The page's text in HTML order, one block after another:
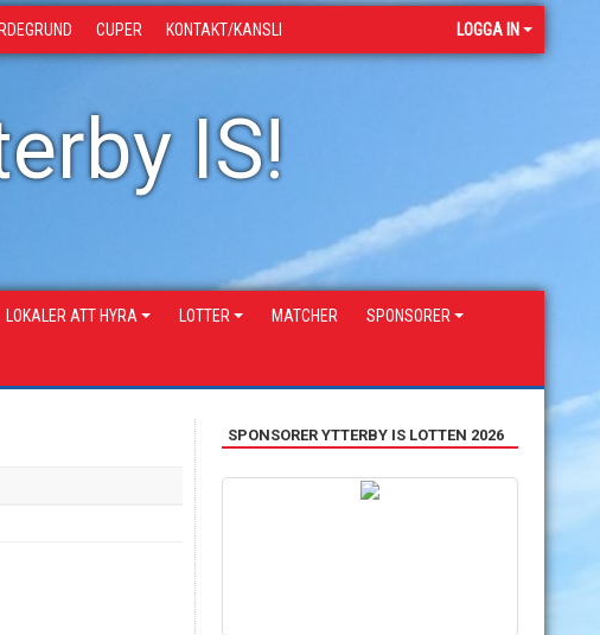
CUPER KONTAKT/KANSLI LOGGA IN
IS!
LOKALER ATT HYRA LOTTER MATCHER SPONSORER
SPONSORER YTTERBY IS LOTTEN 2026